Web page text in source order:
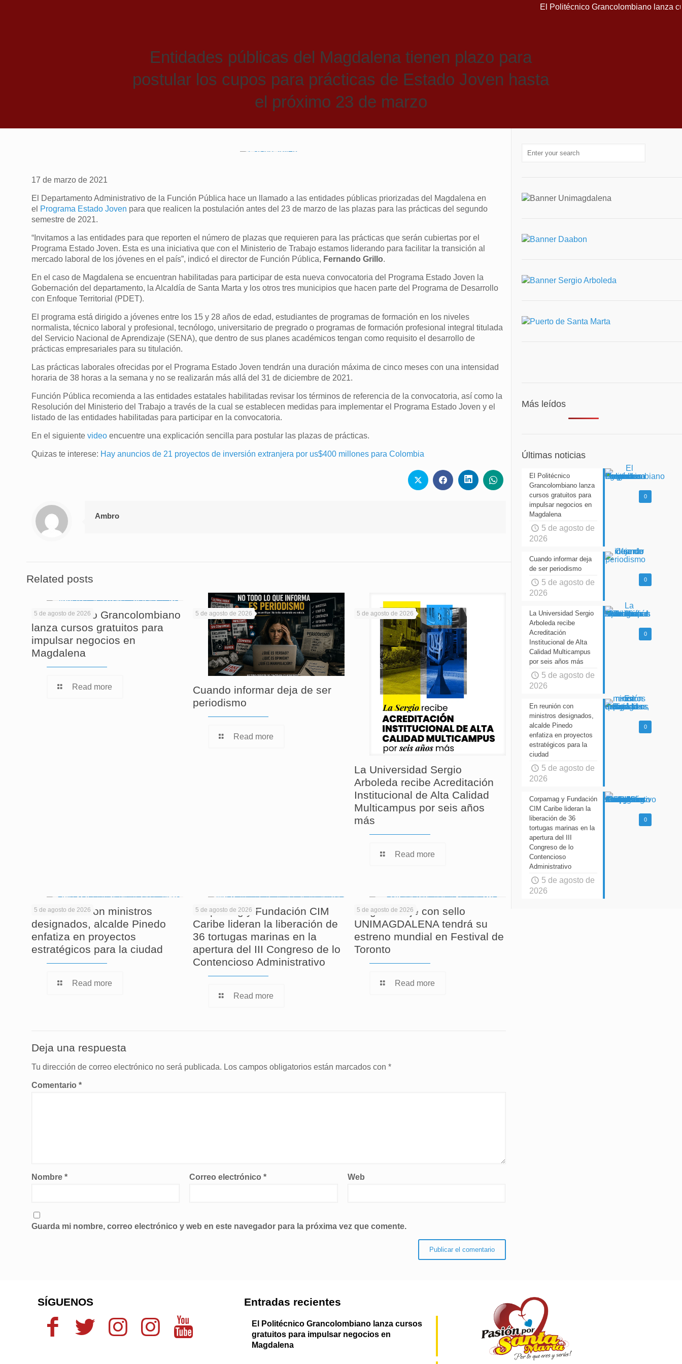
El Politécnico Grancolombiano lanza
Entidades públicas del Magdalena tienen plazo para
postular los cupos para prácticas de Estado Joven hasta
el próximo 23 de marzo
17 de marzo de 2021
El Departamento Administrativo de la Función Pública hace un llamado a las entidades públicas priorizadas del Magdalena en
el Programa Estado Joven para que realicen la postulación antes del 23 de marzo de las plazas para las prácticas del segundo
semestre de 2021.
“Invitamos a las entidades para que reporten el número de plazas que requieren para las prácticas que serán cubiertas por el
Programa Estado Joven. Esta es una iniciativa que con el Ministerio de Trabajo estamos liderando para facilitar la transición al
mercado laboral de los jóvenes en el país”, indicó el director de Función Pública, Fernando Grillo.
En el caso de Magdalena se encuentran habilitadas para participar de esta nueva convocatoria del Programa Estado Joven la
Gobernación del departamento, la Alcaldía de Santa Marta y los otros tres municipios que hacen parte del Programa de Desarrollo
con Enfoque Territorial (PDET).
El programa está dirigido a jóvenes entre los 15 y 28 años de edad, estudiantes de programas de formación en los niveles
normalista, técnico laboral y profesional, tecnólogo, universitario de pregrado o programas de formación profesional integral titulada
del Servicio Nacional de Aprendizaje (SENA), que dentro de sus planes académicos tengan como requisito el desarrollo de
prácticas empresariales para su titulación.
Las prácticas laborales ofrecidas por el Programa Estado Joven tendrán una duración máxima de cinco meses con una intensidad
horaria de 38 horas a la semana y no se realizarán más allá del 31 de diciembre de 2021.
Función Pública recomienda a las entidades estatales habilitadas revisar los términos de referencia de la convocatoria, así como la
Resolución del Ministerio del Trabajo a través de la cual se establecen medidas para implementar el Programa Estado Joven y el
listado de las entidades habilitadas para participar en la convocatoria.
En el siguiente videoencuentre una explicación sencilla para postular las plazas de prácticas.
Quizas te interese: Hay anuncios de 21 proyectos de inversión extranjera por us$400 millones para Colombia
Ambro
Related posts
5 de agosto de 2026
El Politécnico Grancolombiano
lanza cursos gratuitos para
impulsar negocios en
Magdalena
Read more
5 de agosto de 2026
Cuando informar deja de ser
periodismo
Read more
5 de agosto de 2026
La Universidad Sergio
Arboleda recibe Acreditación
Institucional de Alta Calidad
Multicampus por seis años
más
Read more
5 de agosto de 2026
En reunión con ministros
designados, alcalde Pinedo
enfatiza en proyectos
estratégicos para la ciudad
Read more
5 de agosto de 2026
Corpamag y Fundación CIM
Caribe lideran la liberación de
36 tortugas marinas en la
apertura del III Congreso de lo
Contencioso Administrativo
Read more
5 de agosto de 2026
Largometraje con sello
UNIMAGDALENA tendrá su
estreno mundial en Festival de
Toronto
Read more
Deja una respuesta
Tu dirección de correo electrónico no será publicada. Los campos obligatorios están marcados con *
Comentario *
Nombre * Correo electrónico* Web
Guarda mi nombre, correo electrónico y web en este navegador para la próxima vez que comente.
Más leídos
Últimas noticias
0
El Politécnico
Grancolombiano lanza
cursos gratuitos para
impulsar negocios en
Magdalena
5 de agosto de
2026
0
Cuando informar deja
de ser periodismo
5 de agosto de
2026
0
La Universidad Sergio
Arboleda recibe
Acreditación
Institucional de Alta
Calidad Multicampus
por seis años más
5 de agosto de
2026
0
En reunión con
ministros designados,
alcalde Pinedo
enfatiza en proyectos
estratégicos para la
ciudad
5 de agosto de
2026
0
Corpamag y Fundación
CIM Caribe lideran la
liberación de 36
tortugas marinas en la
apertura del III
Congreso de lo
Contencioso
Administrativo
5 de agosto de
2026
SÍGUENOS Entradas recientes
El Politécnico Grancolombiano lanza cursos
gratuitos para impulsar negocios en
Magdalena